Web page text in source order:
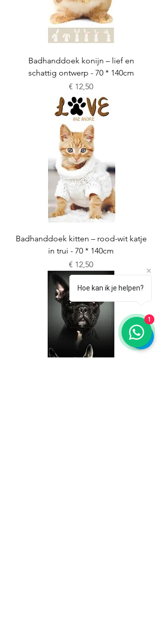
Badhanddoek konijn – lief en
schattig ontwerp - 70 * 140cm
Prijs
€ 12,50
Badhanddoek kitten – rood-wit katje
in trui - 70 * 140cm
Prijs
€ 12,50
Hoe kan ik je helpen?
1